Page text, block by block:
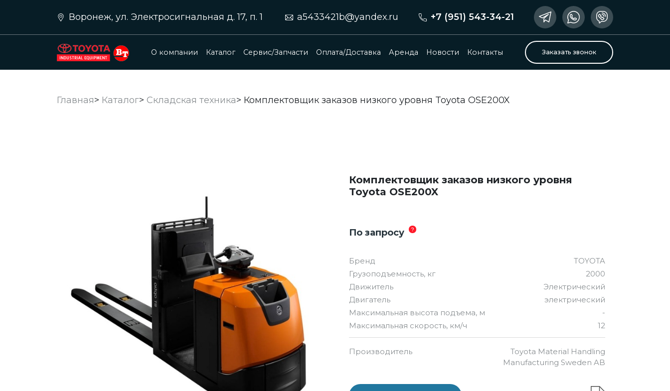
Воронеж, ул. Электросигнальная д. 17, п. 1 a5433421b@yandex.ru +7 (951) 543-34-21
О компании Каталог Сервис/Запчасти Оплата/Доставка Аренда Новости Контакты Заказать звонок
Главная> Каталог> Складская техника> Комплектовщик заказов низкого уровня Toyota OSE200X
Комплектовщик заказов низкого уровня
Toyota OSE200X
По запросу ?
Бренд
TOYOTA
Грузоподъемность, кг
2000
Движитель
Электрический
Двигатель
электрический
Максимальная высота подъема, м
-
Максимальная скорость, км/ч
12
Производитель
Toyota Material Handling
Manufacturing Sweden AB